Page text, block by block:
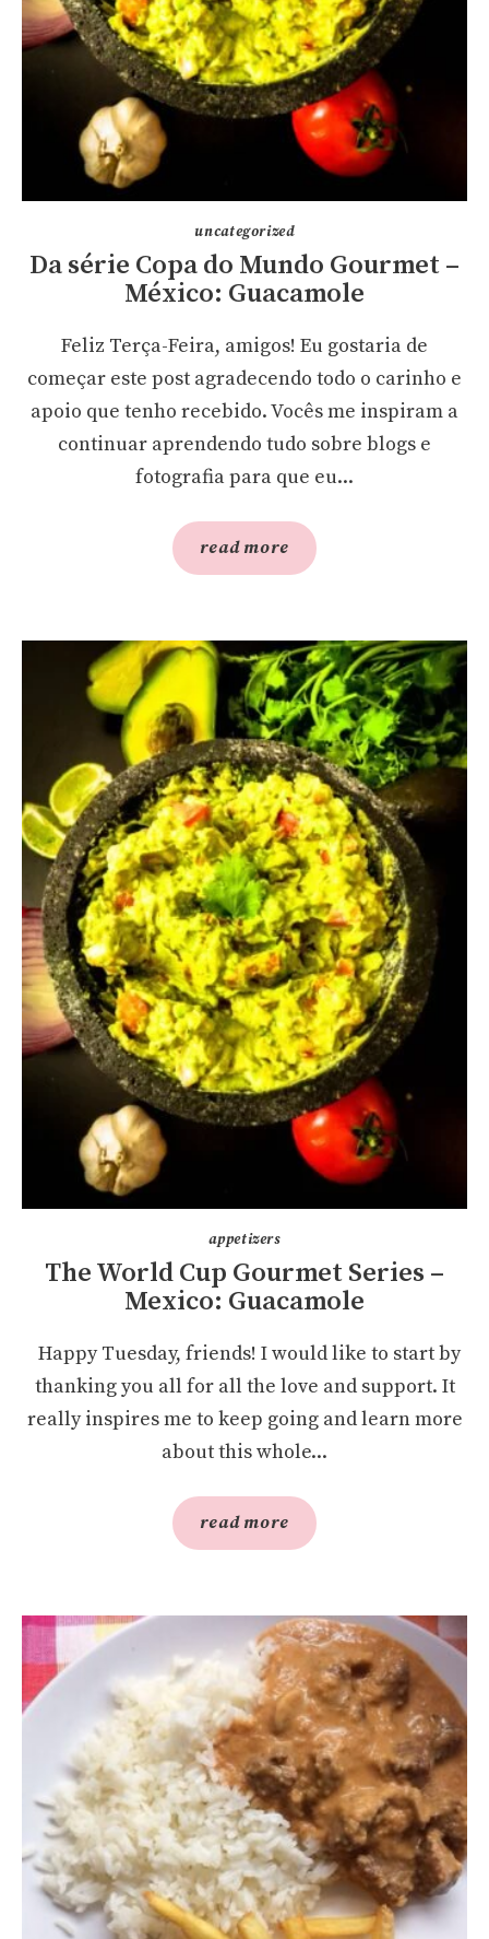
uncategorized
Da série Copa do Mundo Gourmet –
México: Guacamole
Feliz Terça-Feira, amigos! Eu gostaria de
começar este post agradecendo todo o carinho e
apoio que tenho recebido. Vocês me inspiram a
continuar aprendendo tudo sobre blogs e
fotografia para que eu...
read more
appetizers
The World Cup Gourmet Series –
Mexico: Guacamole
Happy Tuesday, friends! I would like to start by
thanking you all for all the love and support. It
really inspires me to keep going and learn more
about this whole...
read more